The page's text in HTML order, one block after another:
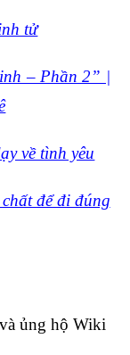
tử
– Phần 2” |
về tình yêu
để đi đúng
ủng hộ Wiki